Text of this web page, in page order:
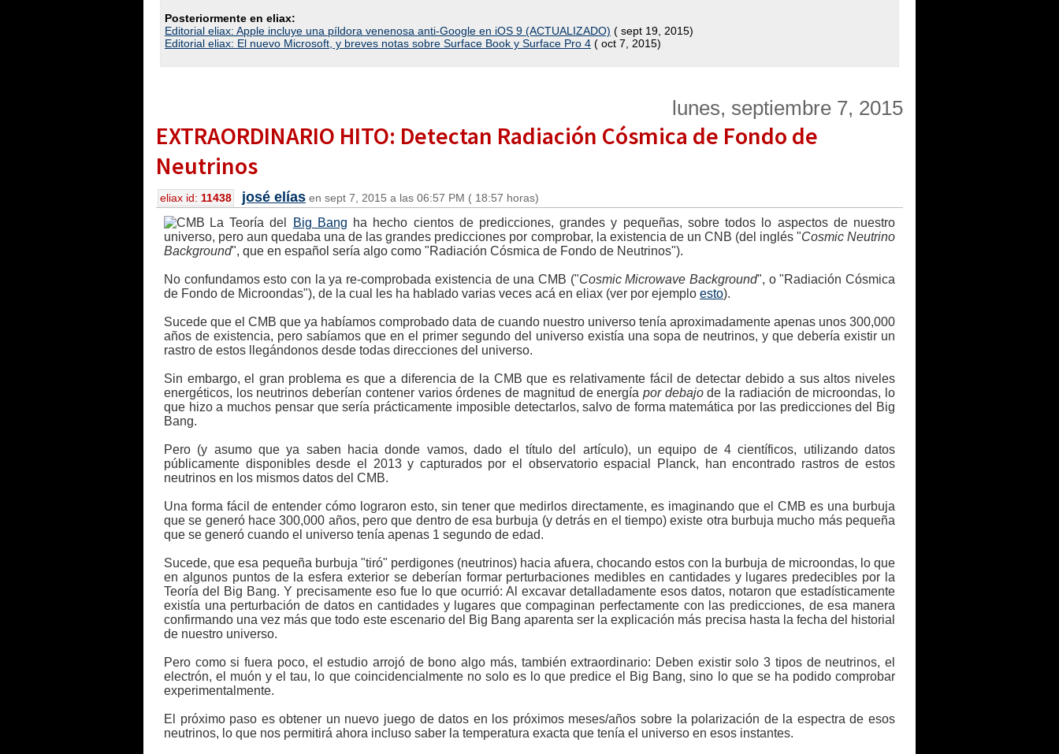
Posteriormente en eliax:
Editorial eliax: Apple incluye una píldora venenosa anti-Google en iOS 9 (ACTUALIZADO) ( sept 19, 2015)
Editorial eliax: El nuevo Microsoft, y breves notas sobre Surface Book y Surface Pro 4 ( oct 7, 2015)
lunes, septiembre 7, 2015
EXTRAORDINARIO HITO: Detectan Radiación Cósmica de Fondo de
Neutrinos
eliax id: 11438 josé elías en sept 7, 2015 a las 06:57 PM ( 18:57 horas)
La Teoría del Big Bang ha hecho cientos de predicciones, grandes y pequeñas, sobre todos lo aspectos de nuestro
universo, pero aun quedaba una de las grandes predicciones por comprobar, la existencia de un CNB (del inglés "Cosmic Neutrino
Background", que en español sería algo como "Radiación Cósmica de Fondo de Neutrinos").
No confundamos esto con la ya re-comprobada existencia de una CMB ("Cosmic Microwave Background", o "Radiación Cósmica
de Fondo de Microondas"), de la cual les ha hablado varias veces acá en eliax (ver por ejemplo esto).
Sucede que el CMB que ya habíamos comprobado data de cuando nuestro universo tenía aproximadamente apenas unos 300,000
años de existencia, pero sabíamos que en el primer segundo del universo existía una sopa de neutrinos, y que debería existir un
rastro de estos llegándonos desde todas direcciones del universo.
Sin embargo, el gran problema es que a diferencia de la CMB que es relativamente fácil de detectar debido a sus altos niveles
energéticos, los neutrinos deberían contener varios órdenes de magnitud de energía por debajode la radiación de microondas, lo
que hizo a muchos pensar que sería prácticamente imposible detectarlos, salvo de forma matemática por las predicciones del Big
Bang.
Pero (y asumo que ya saben hacia donde vamos, dado el título del artículo), un equipo de 4 científicos, utilizando datos
públicamente disponibles desde el 2013 y capturados por el observatorio espacial Planck, han encontrado rastros de estos
neutrinos en los mismos datos del CMB.
Una forma fácil de entender cómo lograron esto, sin tener que medirlos directamente, es imaginando que el CMB es una burbuja
que se generó hace 300,000 años, pero que dentro de esa burbuja (y detrás en el tiempo) existe otra burbuja mucho más pequeña
que se generó cuando el universo tenía apenas 1 segundo de edad.
Sucede, que esa pequeña burbuja "tiró" perdigones (neutrinos) hacia afuera, chocando estos con la burbuja de microondas, lo que
en algunos puntos de la esfera exterior se deberían formar perturbaciones medibles en cantidades y lugares predecibles por la
Teoría del Big Bang. Y precisamente eso fue lo que ocurrió: Al excavar detalladamente esos datos, notaron que estadísticamente
existía una perturbación de datos en cantidades y lugares que compaginan perfectamente con las predicciones, de esa manera
confirmando una vez más que todo este escenario del Big Bang aparenta ser la explicación más precisa hasta la fecha del historial
de nuestro universo.
Pero como si fuera poco, el estudio arrojó de bono algo más, también extraordinario: Deben existir solo 3 tipos de neutrinos, el
electrón, el muón y el tau, lo que coincidencialmente no solo es lo que predice el Big Bang, sino lo que se ha podido comprobar
experimentalmente.
El próximo paso es obtener un nuevo juego de datos en los próximos meses/años sobre la polarización de la espectra de esos
neutrinos, lo que nos permitirá ahora incluso saber la temperatura exacta que tenía el universo en esos instantes.